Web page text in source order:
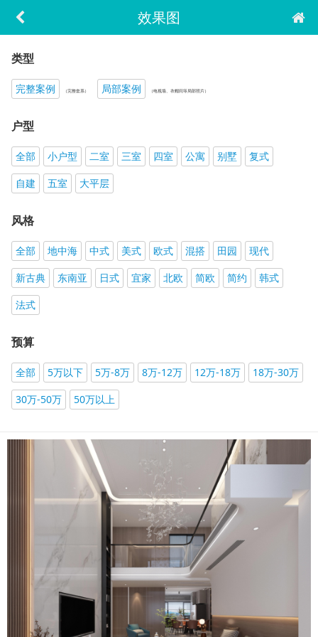
效果图
类型
完整案例 （完整套系） 局部案例 （电视墙、衣帽间等局部照片）
户型
全部 小户型 二室 三室 四室 公寓 别墅
复式
自建
五室 大平层
风格
全部 地中海 中式 美式 欧式 混搭 田园
现代
新古典
东南亚 日式 宜家 北欧 简欧 简约
韩式
法式
预算
全部 5万以下 5万-8万 8万-12万 12万-18万
18万-30万
30万-50万
50万以上